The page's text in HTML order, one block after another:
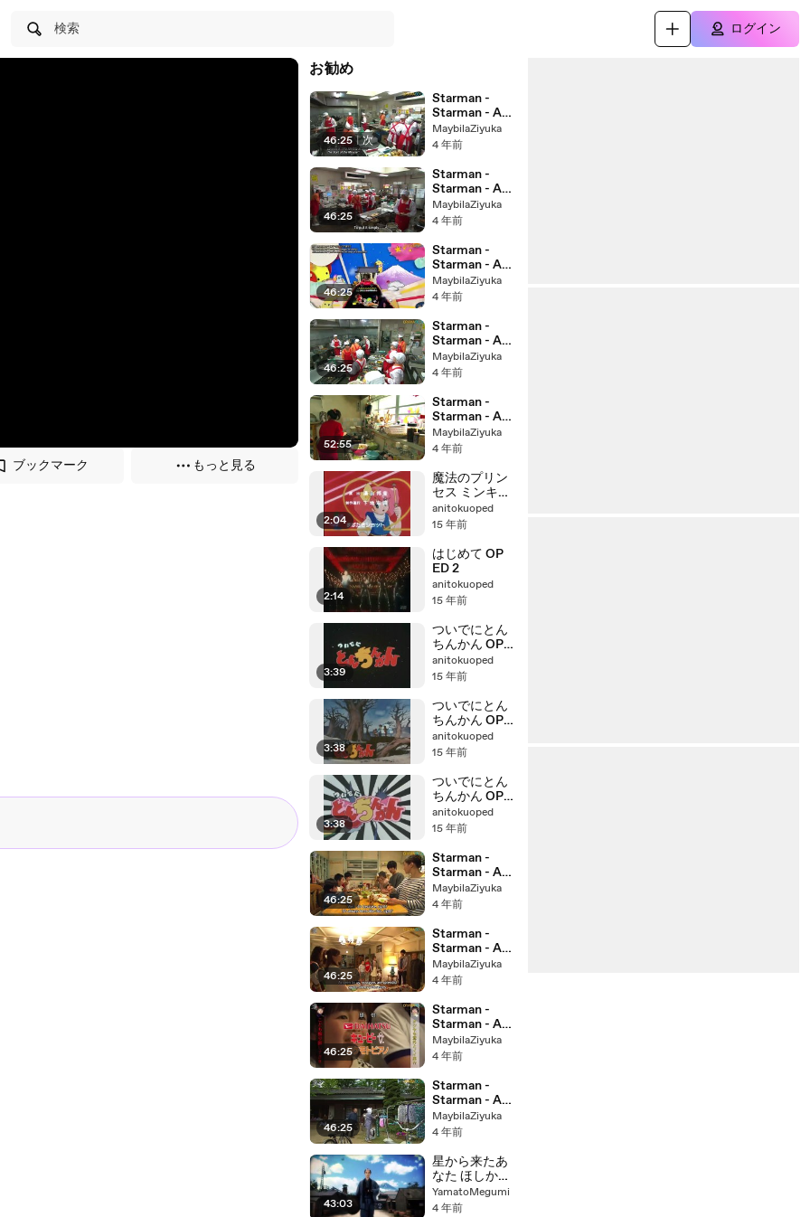
検索 ログイン
ブックマーク もっと見る
お勧め
46:25 | 次
Starman -
Starman - A
Love Story -
Sutaman-
Koi - スターマ
ン～この星の
恋 - English
SUB - E6
MaybilaZiyuka
4 年前
46:25
Starman -
Starman - A
Love Story -
Sutaman-
Koi - スターマ
ン～この星の
恋 - English
SUB - E3
MaybilaZiyuka
4 年前
46:25
Starman -
Starman - A
Love Story -
Sutaman-
Koi - スターマ
ン～この星の
恋 - English
SUB - E9
MaybilaZiyuka
4 年前
46:25
Starman -
Starman - A
Love Story -
Sutaman-
Koi - スターマ
ン～この星の
恋 - English
SUB - E8
MaybilaZiyuka
4 年前
52:55
Starman -
Starman - A
Love Story -
Sutaman-
Koi - スターマ
ン～この星の
恋 - English
SUB - E1
MaybilaZiyuka
4 年前
2:04
魔法のプリン
セス ミンキー
モモ 後期OP
ED
anitokuoped
15 年前
2:14
はじめて OP
ED 2
anitokuoped
15 年前
3:39
ついでにとん
ちんかん OP
ED 3
anitokuoped
15 年前
3:38
ついでにとん
ちんかん OP
ED 2
anitokuoped
15 年前
3:38
ついでにとん
ちんかん OP
ED 1
anitokuoped
15 年前
46:25
Starman -
Starman - A
Love Story -
Sutaman-
Koi - スターマ
ン～この星の
恋 - English
SUB - E2
MaybilaZiyuka
4 年前
46:25
Starman -
Starman - A
Love Story -
Sutaman-
Koi - スターマ
ン～この星の
恋 - English
SUB - E7
MaybilaZiyuka
4 年前
46:25
Starman -
Starman - A
Love Story -
Sutaman-
Koi - スターマ
ン～この星の
恋 - English
SUB - E5
MaybilaZiyuka
4 年前
46:25
Starman -
Starman - A
Love Story -
Sutaman-
Koi - スターマ
ン～この星の
恋 - English
SUB - E4
MaybilaZiyuka
4 年前
43:03
星から来たあ
なた ほしから
きたあなた
My Love
YamatoMegumi
4 年前